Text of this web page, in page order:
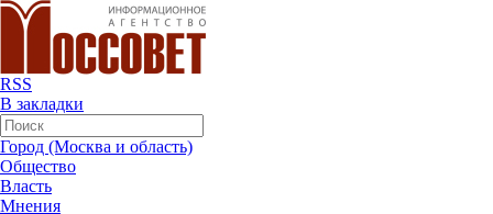
RSS
В закладки
Город (Москва и область)
Общество
Власть
Мнения